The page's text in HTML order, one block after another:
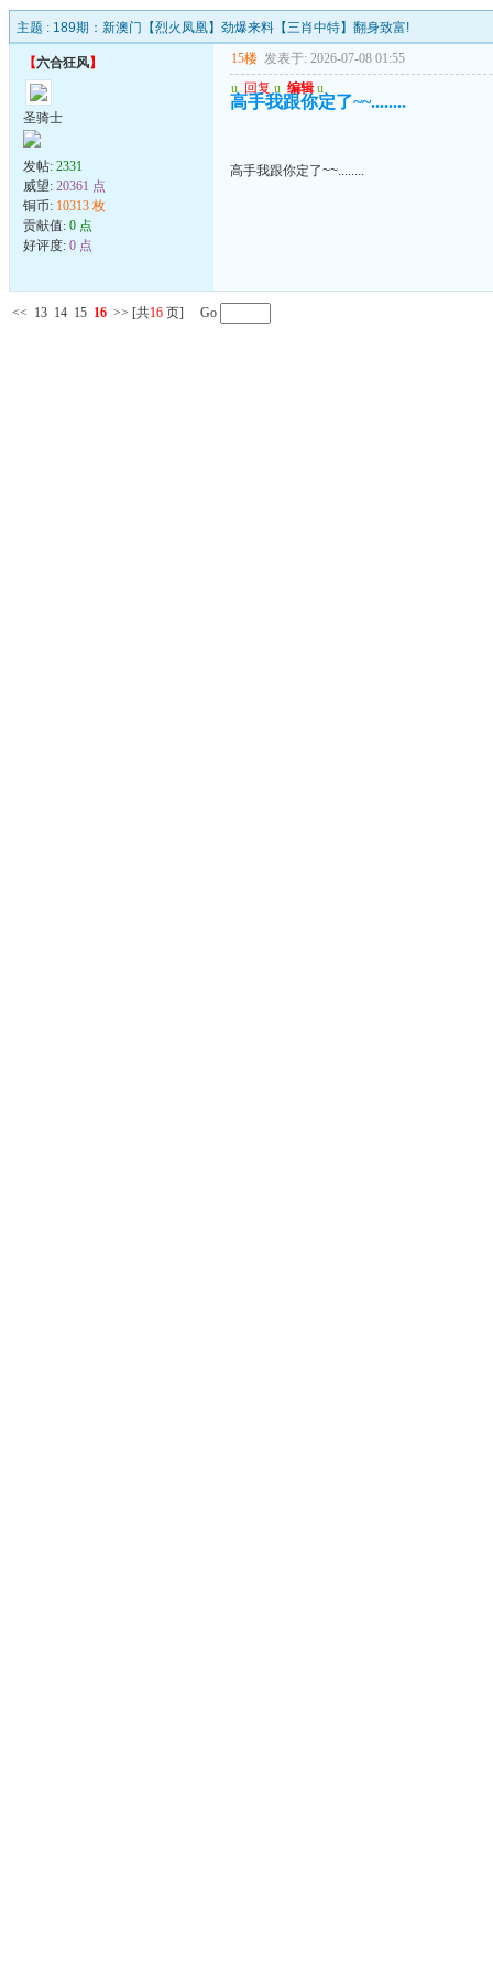
主题 : 189期：新澳门【烈火凤凰】劲爆来料【三肖中特】翻身致富!
【六合狂风】
圣骑士
发帖: 2331
威望: 20361 点
铜币: 10313 枚
贡献值: 0 点
好评度: 0 点
15楼 发表于: 2026-07-08 01:55
u 回复 u 编辑 u
高手我跟你定了~~........
高手我跟你定了~~........
<< 13 14 15 16 >> [共16 页] Go